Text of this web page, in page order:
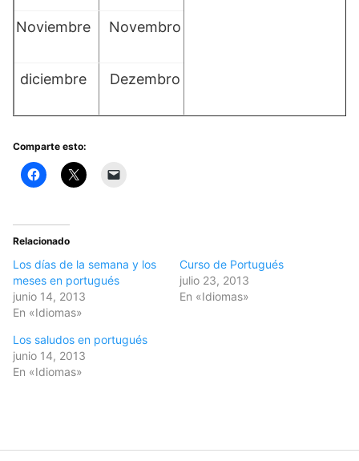
Noviembre Novembro
diciembre Dezembro
Comparte esto:
Relacionado
Los días de la semana y los
meses en portugués
junio 14, 2013
En «Idiomas»
Curso de Portugués
julio 23, 2013
En «Idiomas»
Los saludos en portugués
junio 14, 2013
En «Idiomas»